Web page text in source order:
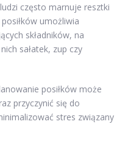
często marnuje resztki
umożliwia
składników, na
sałatek, zup czy
posiłków może
przyczynić się do
stres związany